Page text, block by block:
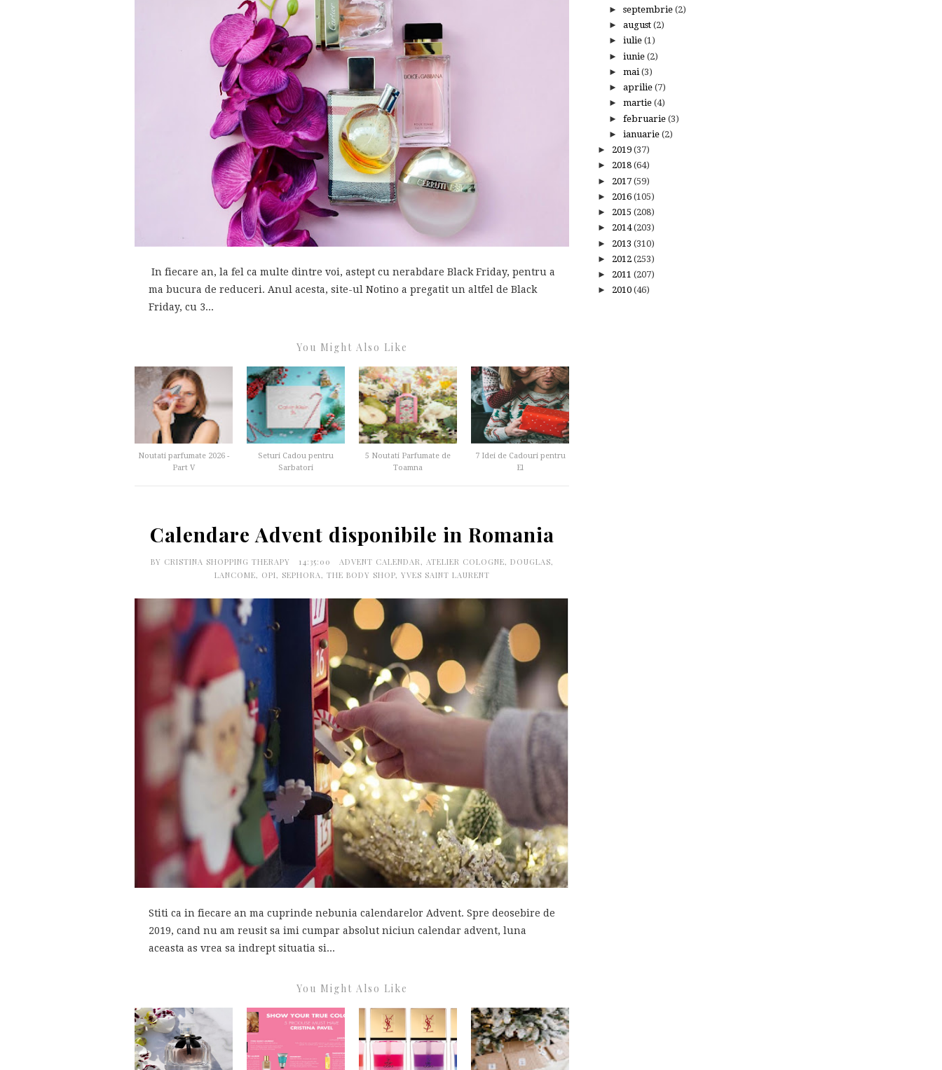
In fiecare an, la fel ca multe dintre voi, astept cu nerabdare Black Friday, pentru a
ma bucura de reduceri. Anul acesta, site-ul Notino a pregatit un altfel de Black
Friday, cu 3...
You Might Also Like
Noutati parfumate 2026 -
Part V
Seturi Cadou pentru
Sarbatori
5 Noutati Parfumate de
Toamna
7 Idei de Cadouri pentru
El
Calendare Advent disponibile in Romania
BY CRISTINA SHOPPING THERAPY 14:35:00 ADVENT CALENDAR, ATELIER COLOGNE, DOUGLAS,
LANCOME, OPI, SEPHORA, THE BODY SHOP, YVES SAINT LAURENT
Stiti ca in fiecare an ma cuprinde nebunia calendarelor Advent. Spre deosebire de
2019, cand nu am reusit sa imi cumpar absolut niciun calendar advent, luna
aceasta as vrea sa indrept situatia si...
You Might Also Like
► septembrie (2)
► august (2)
► iulie (1)
► iunie (2)
► mai (3)
► aprilie (7)
► martie (4)
► februarie (3)
► ianuarie (2)
► 2019 (37)
► 2018 (64)
► 2017 (59)
► 2016 (105)
► 2015 (208)
► 2014(203)
► 2013 (310)
► 2012 (253)
► 2011 (207)
► 2010 (46)